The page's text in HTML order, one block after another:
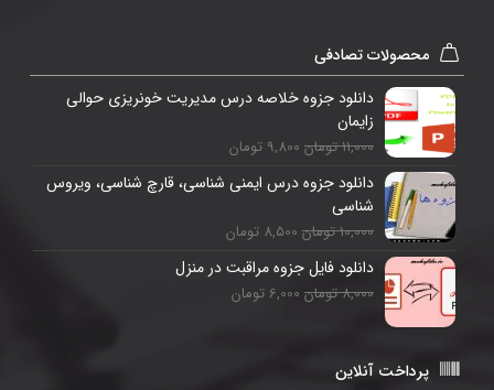
محصولات تصادفی
دانلود جزوه خلاصه درس مدیریت خونریزی حوالی
زایمان
11,000 تومان 9,800 تومان
دانلود جزوه درس ایمنی شناسی، قارچ شناسی، ویروس
شناسی
10,000 تومان 8,500 تومان
دانلود فایل جزوه مراقبت در منزل
8,000 تومان 6,000 تومان
پرداخت آنلاین